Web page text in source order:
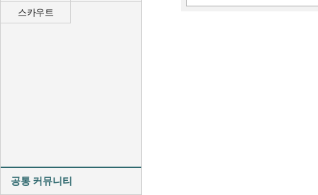
스카우트
공통 커뮤니티